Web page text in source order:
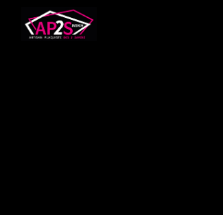
Panneau de gestion des cookies